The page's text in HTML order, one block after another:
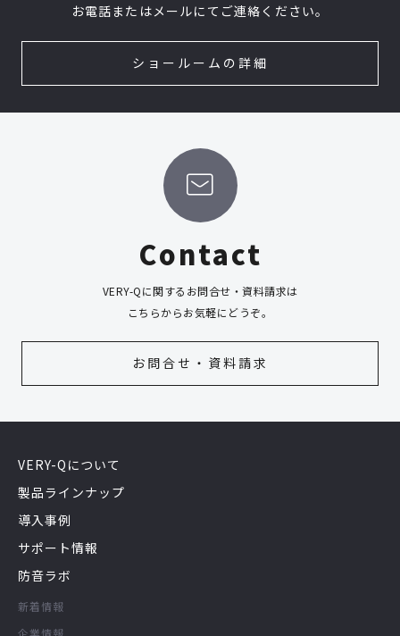
お電話またはメールにてご連絡ください。
ショールームの詳細
Contact
VERY-Qに関するお問合せ・資料請求は
こちらからお気軽にどうぞ。
お問合せ・資料請求
VERY-Qについて
製品ラインナップ
導入事例
サポート情報
防音ラボ
新着情報
企業情報